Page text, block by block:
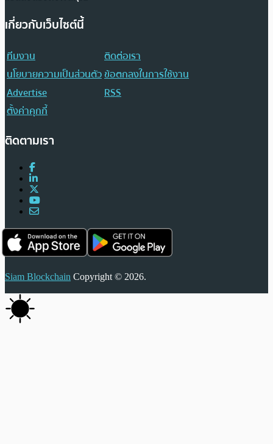
เกี่ยวกับเว็บไซต์นี้
ทีมงาน
ติดต่อเรา
นโยบายความเป็นส่วนตัวข้อตกลงในการใช้งาน
Advertise
RSS
ตั้งค่าคุกกี้
ติดตามเรา
Siam Blockchain Copyright © 2026.